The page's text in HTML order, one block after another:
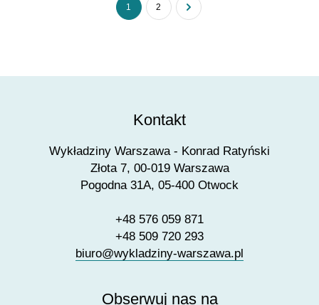
1 2
Kontakt
Wykładziny Warszawa - Konrad Ratyński
Złota 7, 00-019 Warszawa
Pogodna 31A, 05-400 Otwock
+48 576 059 871
+48 509 720 293
biuro@wykladziny-warszawa.pl
Obserwuj nas na